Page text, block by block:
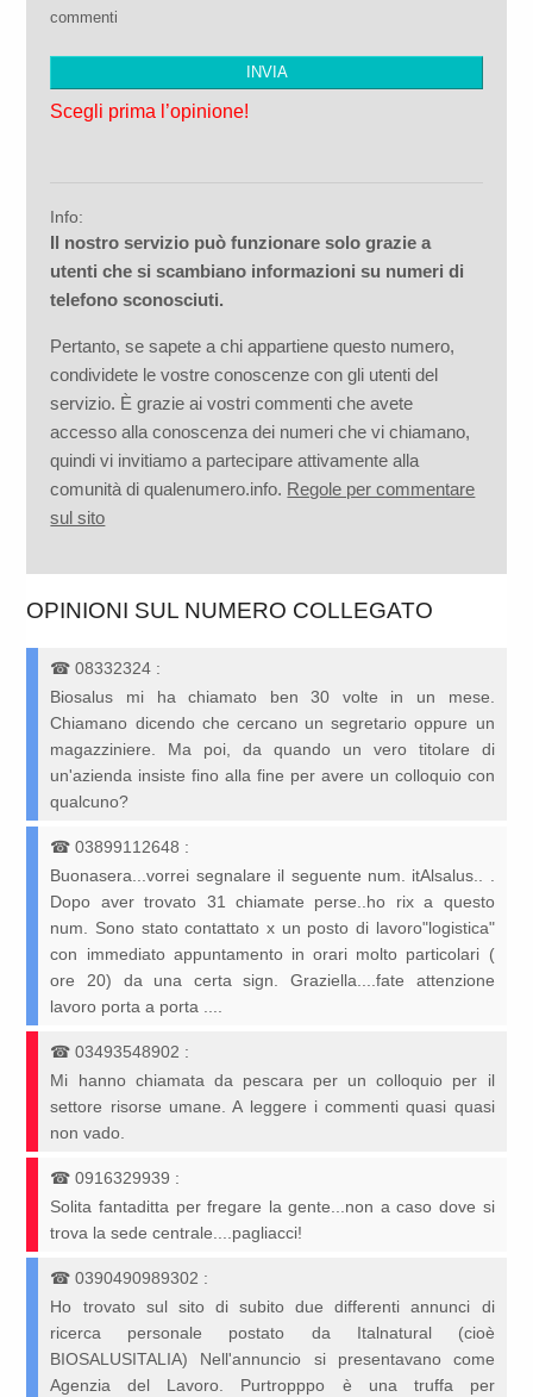
commenti
Scegli prima l’opinione!
Info:
Il nostro servizio può funzionare solo grazie a
utenti che si scambiano informazioni su numeri di
telefono sconosciuti.
Pertanto, se sapete a chi appartiene questo numero,
condividete le vostre conoscenze con gli utenti del
servizio. È grazie ai vostri commenti che avete
accesso alla conoscenza dei numeri che vi chiamano,
quindi vi invitiamo a partecipare attivamente alla
comunità di qualenumero.info. Regole per commentare
sul sito
OPINIONI SUL NUMERO COLLEGATO
☎08332324 :
Biosalus mi ha chiamato ben 30 volte in un mese.
Chiamano dicendo che cercano un segretario oppure un
magazziniere. Ma poi, da quando un vero titolare di
un'azienda insiste fino alla fine per avere un colloquio con
qualcuno?
☎03899112648 :
Buonasera...vorrei segnalare il seguente num. itAlsalus.. .
Dopo aver trovato 31 chiamate perse..ho rix a questo
num. Sono stato contattato x un posto di lavoro"logistica"
con immediato appuntamento in orari molto particolari (
ore 20) da una certa sign. Graziella....fate attenzione
lavoro porta a porta ....
☎03493548902 :
Mi hanno chiamata da pescara per un colloquio per il
settore risorse umane. A leggere i commenti quasi quasi
non vado.
☎0916329939 :
Solita fantaditta per fregare la gente...non a caso dove si
trova la sede centrale....pagliacci!
☎0390490989302 :
Ho trovato sul sito di subito due differenti annunci di
ricerca personale postato da Italnatural (cioè
BIOSALUSITALIA) Nell'annuncio si presentavano come
Agenzia del Lavoro. Purtropppo è una truffa per